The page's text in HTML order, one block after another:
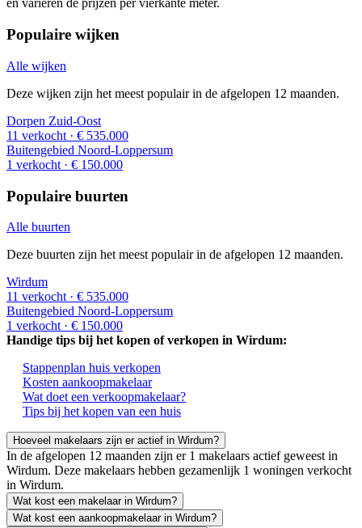
en variëren de prijzen per vierkante meter.
Populaire wijken
Alle wijken
Deze wijken zijn het meest populair in de afgelopen 12 maanden.
Dorpen Zuid-Oost
11 verkocht · € 535.000
Buitengebied Noord-Loppersum
1 verkocht · € 150.000
Populaire buurten
Alle buurten
Deze buurten zijn het meest populair in de afgelopen 12 maanden.
Wirdum
11 verkocht · € 535.000
Buitengebied Noord-Loppersum
1 verkocht · € 150.000
Handige tips bij het kopen of verkopen in Wirdum:
Stappenplan huis verkopen
Kosten aankoopmakelaar
Wat doet een verkoopmakelaar?
Tips bij het kopen van een huis
Hoeveel makelaars zijn er actief in Wirdum?
In de afgelopen 12 maanden zijn er 1 makelaars actief geweest in
Wirdum. Deze makelaars hebben gezamenlijk 1 woningen verkocht
in Wirdum.
Wat kost een makelaar in Wirdum?
Wat kost een aankoopmakelaar in Wirdum?